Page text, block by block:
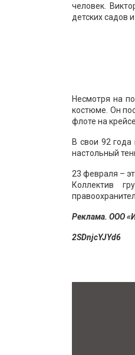
человек.
детских садов
Несмотря на
костюме. Он
флоте на
В свои 92
настольный
23 февраля –
Коллектив
Реклама. ООО
2SDnjcYJYd6